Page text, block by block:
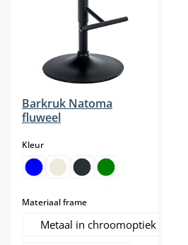
Barkruk Natoma
fluweel
Kleurselect
Materiaal frameselect
Metaal in chroomoptiek